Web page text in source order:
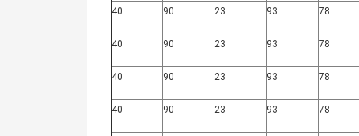
40 90 23 93 78
40 90 23 93 78
40 90 23 93 78
40 90 23 93 78